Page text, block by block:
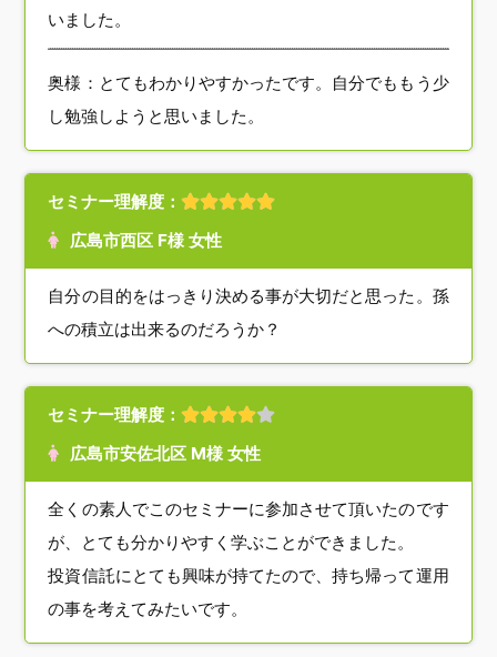
いました。
奥様：とてもわかりやすかったです。自分でももう少
し勉強しようと思いました。
セミナー理解度：
広島市西区 F様 女性
自分の目的をはっきり決める事が大切だと思った。孫
への積立は出来るのだろうか？
セミナー理解度：
広島市安佐北区 M様 女性
全くの素人でこのセミナーに参加させて頂いたのです
が、とても分かりやすく学ぶことができました。
投資信託にとても興味が持てたので、持ち帰って運用
の事を考えてみたいです。